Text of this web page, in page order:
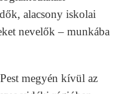
alacsony iskolai
nevelők – munkába
megyén kívül az